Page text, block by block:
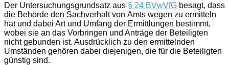
Der Untersuchungsgrundsatz aus § 24 BVwVfG besagt, dass
die Behörde den Sachverhaltvon Amts wegen zu ermitteln
hat und dabei Art und Umfang der Ermittlungen bestimmt,
wobei sie an das Vorbringen und Anträge der Beteiligten
nicht gebunden ist. Ausdrücklich zu den ermittelnden
Umständen gehören dabei diejenigen, die für die Beteiligten
günstig sind.